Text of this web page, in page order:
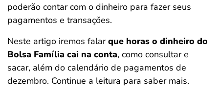
poderão contar com o dinheiro para fazer seus
pagamentos e transações.
Neste artigo iremos falarque horas o dinheiro do
Bolsa Família cai na conta, como consultar e
sacar, além do calendário de pagamentos de
dezembro. Continue a leitura para saber mais.